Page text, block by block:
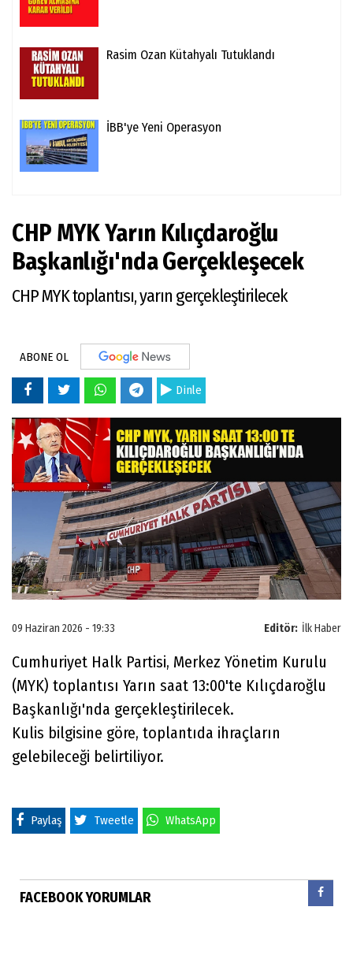
Rasim Ozan Kütahyalı Tutuklandı
İBB'ye Yeni Operasyon
CHP MYK Yarın Kılıçdaroğlu
Başkanlığı'nda Gerçekleşecek
CHP MYK toplantısı, yarın gerçekleştirilecek
ABONE OL
Dinle
Editör: İlk Haber
09 Haziran 2026 - 19:33
Cumhuriyet Halk Partisi, Merkez Yönetim Kurulu
(MYK) toplantısı Yarın saat 13:00'te Kılıçdaroğlu
Başkanlığı'nda gerçekleştirilecek.
Kulis bilgisine göre, toplantıda ihraçların
gelebileceği belirtiliyor.
Paylaş Tweetle WhatsApp
FACEBOOK YORUMLAR